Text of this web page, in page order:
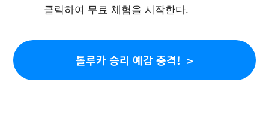
클릭하여 무료 체험을 시작한다.
톨루카 승리 예감 충격!